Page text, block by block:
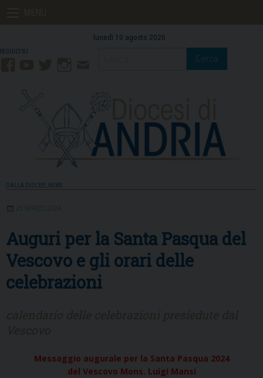
lunedì 10 agosto 2026
Mail
Cerca
DALLA DIOCESI , NEWS
25 MARZO 2024
Auguri per la Santa Pasqua del
Vescovo e gli orari delle
celebrazioni
Messaggio augurale per la Santa Pasqua 2024
del Vescovo Mons. Luigi Mansi